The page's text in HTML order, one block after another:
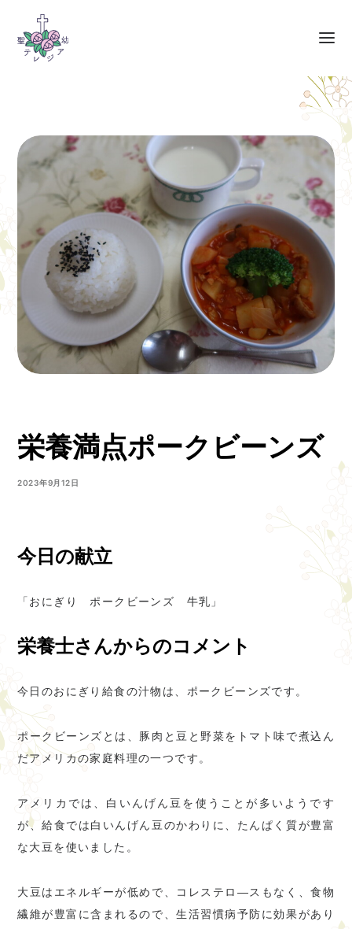
栄養満点ポークビーンズ
2023年9月12日
今日の献立
「おにぎり ポークビーンズ 牛乳」
栄養士さんからのコメント
今日のおにぎり給食の汁物は、ポークビーンズです。
ポークビーンズとは、豚肉と豆と野菜をトマト味で煮込ん
だアメリカの家庭料理の一つです。
アメリカでは、白いんげん豆を使うことが多いようです
が、給食では白いんげん豆のかわりに、たんぱく質が豊富
な大豆を使いました。
大豆はエネルギーが低めで、コレステロ―スもなく、食物
繊維が豊富に含まれるので、生活習慣病予防に効果があり